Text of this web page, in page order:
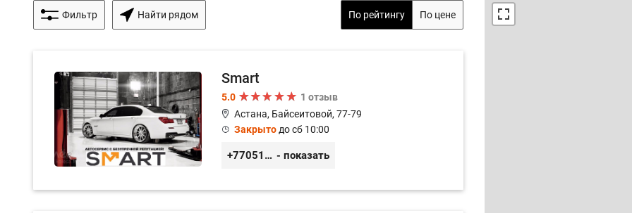
Фильтр Найти рядом По рейтингу По цене
Smart
5.0
1 отзыв
Астана, Байсеитовой, 77-79
Закрытодо сб 10:00
+77051092269 - показать